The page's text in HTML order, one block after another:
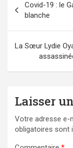
de
l’article
Covid-19 : le
blanche
La Sœur Lydie
Laisser
Votre adresse e-
obligatoires sont